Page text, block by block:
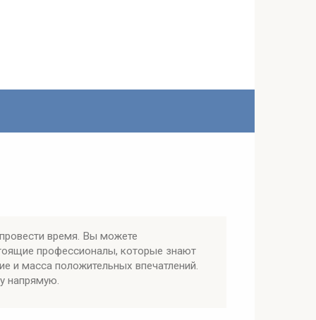
время. Вы можете
профессионалы, которые знают
и масса положительных впечатлений.
напрямую.